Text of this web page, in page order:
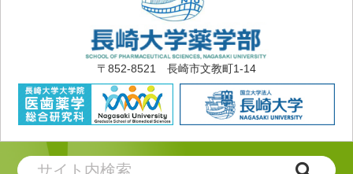
〒852-8521 長崎市文教町1-14